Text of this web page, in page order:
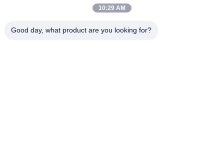
Conmutador PoE+ de 48 puertos Huawei S5731-S48P4X con
enlaces ascendentes SFP+ 4×10GE | Conmutador de acceso
10:29 AM
Good day, what product are you looking for?